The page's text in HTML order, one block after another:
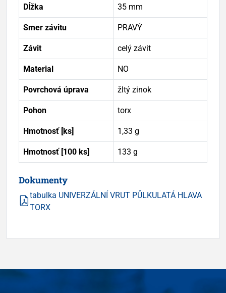
Dĺžka 35 mm
Smer závitu PRAVÝ
Závit celý závit
Material NO
Povrchová úprava žltý zinok
Pohon torx
Hmotnosť [ks] 1,33 g
Hmotnosť [100 ks] 133 g
Dokumenty
tabulka UNIVERZÁLNÍ VRUT PŮLKULATÁ HLAVA
TORX